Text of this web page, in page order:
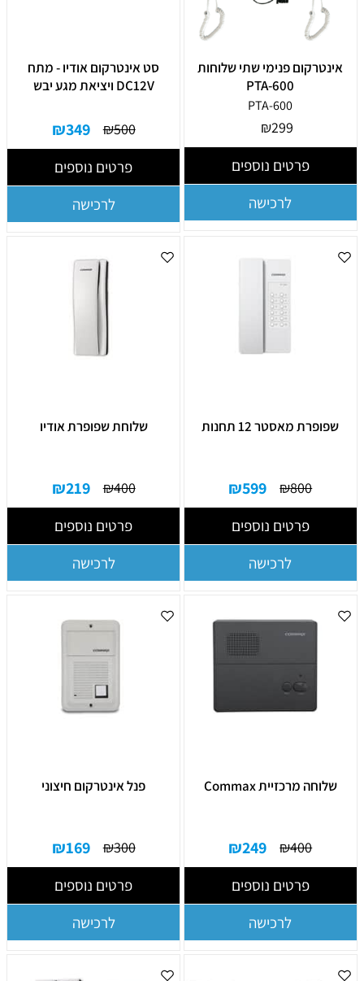
אינטרקום פנימי שתי שלוחות
PTA-600
PTA-600
₪299
פרטים נוספים
לרכישה
סט אינטרקום אודיו - מתח
DC12V ויציאת מגע יבש
₪500
₪349
פרטים נוספים
לרכישה
שפופרת מאסטר 12 תחנות
₪800
₪599
פרטים נוספים
לרכישה
שלוחת שפופרת אודיו
₪400
₪219
פרטים נוספים
לרכישה
שלוחה מרכזיית Commax
₪400
₪249
פרטים נוספים
לרכישה
פנל אינטרקום חיצוני
₪300
₪169
פרטים נוספים
לרכישה